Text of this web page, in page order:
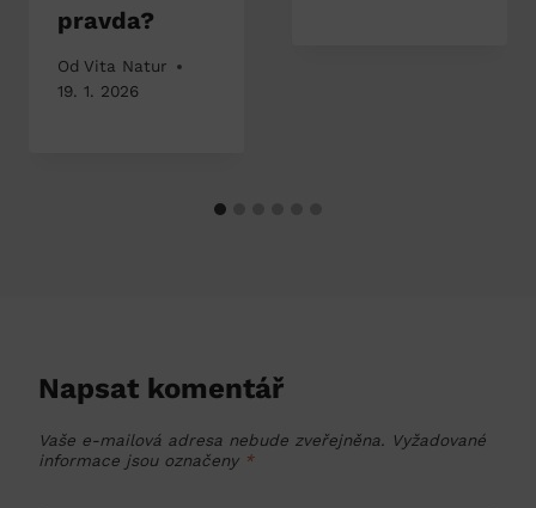
pravda?
Od Vita Natur
19. 1. 2026
Napsat komentář
Vaše e-mailová adresa nebude zveřejněna. Vyžadované
informace jsou označeny *